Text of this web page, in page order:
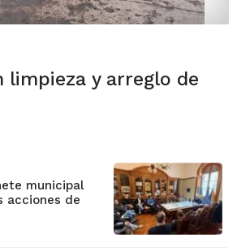
limpieza y arreglo de
municipal
acciones de